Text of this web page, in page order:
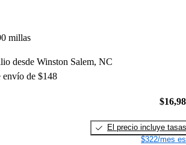
millas
desde Winston Salem, NC
de $148
El precio incluye tasas
$322/mes